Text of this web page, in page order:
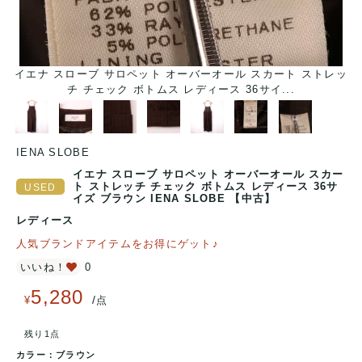
イエナ スローブ サロペット オーバーオール スカート ストレッ
チ チェック ボトムス レディース 36サイ...
IENA SLOBE
イエナ スローブ サロペット オーバーオール スカー
ト ストレッチ チェック ボトムス レディース 36サ
イズ ブラウン IENA SLOBE 【中古】
レディース
人気ブランドアイテムをお得にゲット♪
いいね！
0
¥5,280 /点
残り1点
カラー： ブラウン